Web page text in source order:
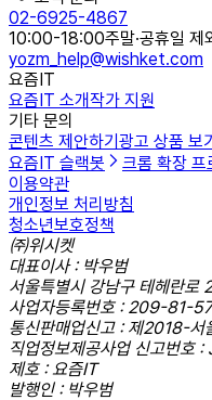
02-6925-4867
10:00-18:00주말·공휴일 제
yozm_help@wishket.com
요즘IT
요즘IT 소개작가 지원
기타 문의
콘텐츠 제안하기광고 상품 보
요즘IT 슬랙봇
크롬 확장 프
이용약관
개인정보 처리방침
청소년보호정책
㈜위시켓
대표이사 : 박우범
서울특별시 강남구 테헤란로
사업자등록번호 : 209-81-
통신판매업신고 : 제2018-
직업정보제공사업 신고번
제호 : 요즘IT
발행인 : 박우범